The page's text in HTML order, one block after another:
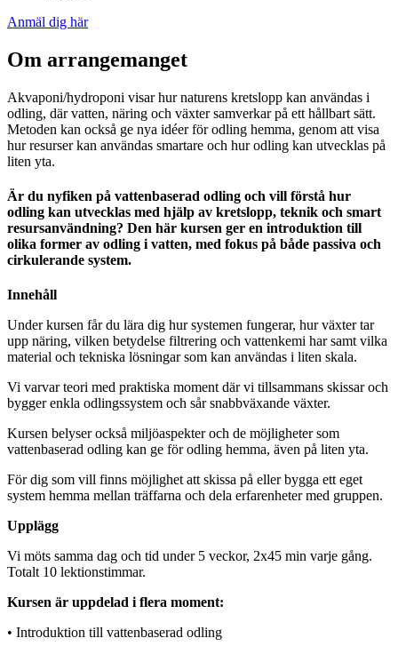
Anmäl dig här
Om arrangemanget
Akvaponi/hydroponi visar hur naturens kretslopp kan användas i
odling, där vatten, näring och växter samverkar på ett hållbart sätt.
Metoden kan också ge nya idéer för odling hemma, genom att visa
hur resurser kan användas smartare och hur odling kan utvecklas på
liten yta.
Är du nyfiken på vattenbaserad odling och vill förstå hur
odling kan utvecklas med hjälp av kretslopp, teknik och smart
resursanvändning? Den här kursen ger en introduktion till
olika former av odling i vatten, med fokus på både passiva och
cirkulerande system.
Innehåll
Under kursen får du lära dig hur systemen fungerar, hur växter tar
upp näring, vilken betydelse filtrering och vattenkemi har samt vilka
material och tekniska lösningar som kan användas i liten skala.
Vi varvar teori med praktiska moment där vi tillsammans skissar och
bygger enkla odlingssystem och sår snabbväxande växter.
Kursen belyser också miljöaspekter och de möjligheter som
vattenbaserad odling kan ge för odling hemma, även på liten yta.
För dig som vill finns möjlighet att skissa på eller bygga ett eget
system hemma mellan träffarna och dela erfarenheter med gruppen.
Upplägg
Vi möts samma dag och tid under 5 veckor, 2x45 min varje gång.
Totalt 10 lektionstimmar.
Kursen är uppdelad i flera moment:
• Introduktion till vattenbaserad odling